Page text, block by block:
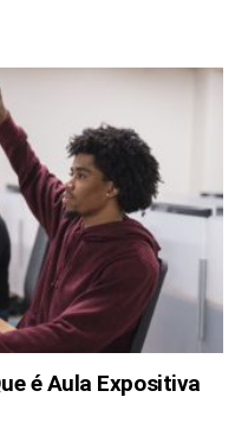
é Aula Expositiva